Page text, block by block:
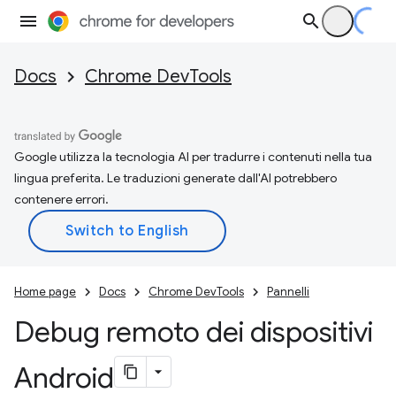
Docs Chrome DevTools
Google utilizza la tecnologia AI per tradurre i contenuti nella tua
lingua preferita. Le traduzioni generate dall'AI potrebbero
contenere errori.
Home page Docs Chrome DevTools Pannelli
Debug remoto dei dispositivi
Android